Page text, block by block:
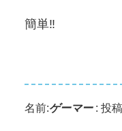
簡単‼︎
名前:ゲーマー: 投